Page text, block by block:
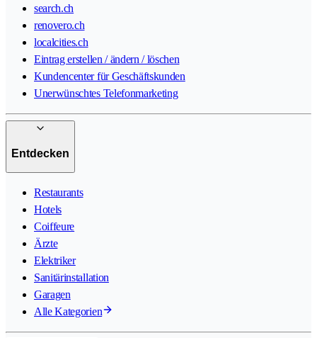
search.ch
renovero.ch
localcities.ch
Eintrag erstellen / ändern / löschen
Kundencenter für Geschäftskunden
Unerwünschtes Telefonmarketing
Entdecken
Restaurants
Hotels
Coiffeure
Ärzte
Elektriker
Sanitärinstallation
Garagen
Alle Kategorien